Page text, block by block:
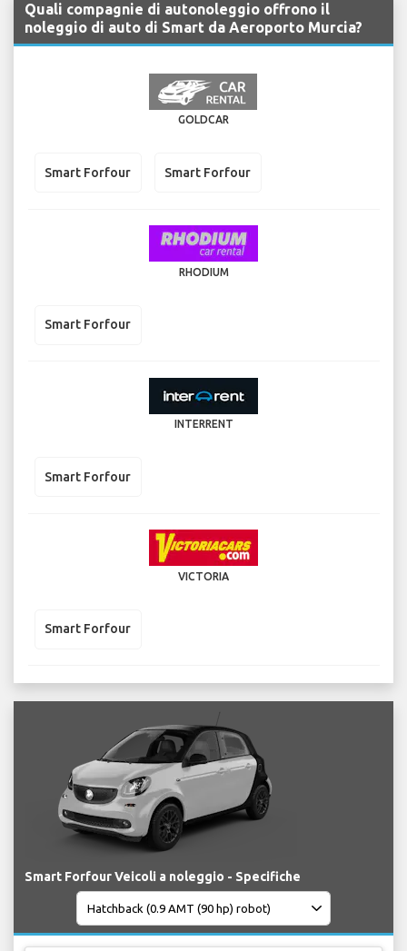
Quali compagnie di autonoleggio offrono il
noleggio di auto di Smart da Aeroporto Murcia?
GOLDCAR
Smart Forfour Smart Forfour
RHODIUM
Smart Forfour
INTERRENT
Smart Forfour
VICTORIA
Smart Forfour
Smart Forfour Veicoli a noleggio - Specifiche